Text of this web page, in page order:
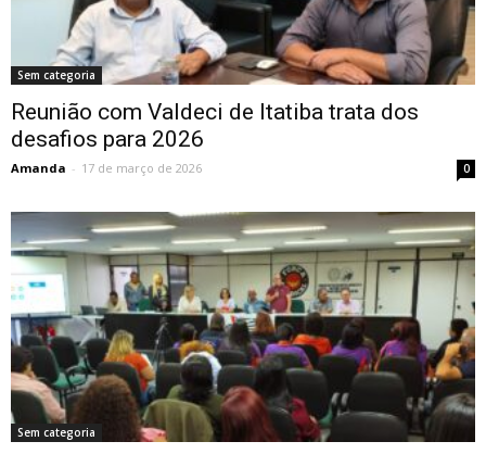
Sem categoria
Reunião com Valdeci de Itatiba trata dos
desafios para 2026
Amanda - 17 de março de 2026 0
Sem categoria